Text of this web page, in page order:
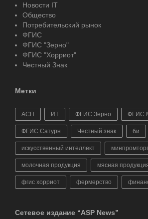
Новости IT
Общество
Потребительский рынок
ФГИС
ФГИС "Зерно"
ФГИС "Хорриот"
Честный Знак
Метки
АСП ИТ ФГИС Зерно ФГИС
ФГИС Сатурн Честный знак би
искусственный интеллект минпромторг
молочная продукция мясная
фгис хорриот фермерство
Сетевое издание “ASP News”